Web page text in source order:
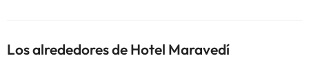
Los alrededores de Hotel Maravedí